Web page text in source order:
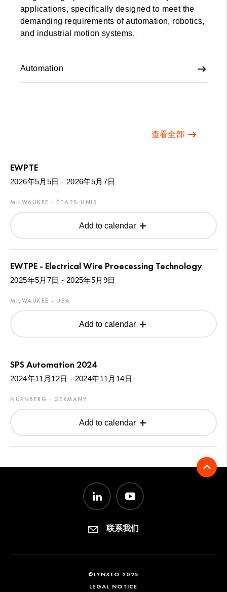
applications, specifically designed to meet the
demanding requirements of automation, robotics,
and industrial motion systems.
Automation
查看全部
EWPTE
2026年5月5日 - 2026年5月7日
MILWAUKEE - ÉTATS-UNIS
Add to calendar
EWTPE - Electrical Wire Proecessing Technology
2025年5月7日 - 2025年5月9日
MILWAUKEE - USA
Add to calendar
SPS Automation 2024
2024年11月12日 - 2024年11月14日
NÜRNBERG - GERMANY
Add to calendar
联系我们
©LYNXEO 2025
LEGAL NOTICE